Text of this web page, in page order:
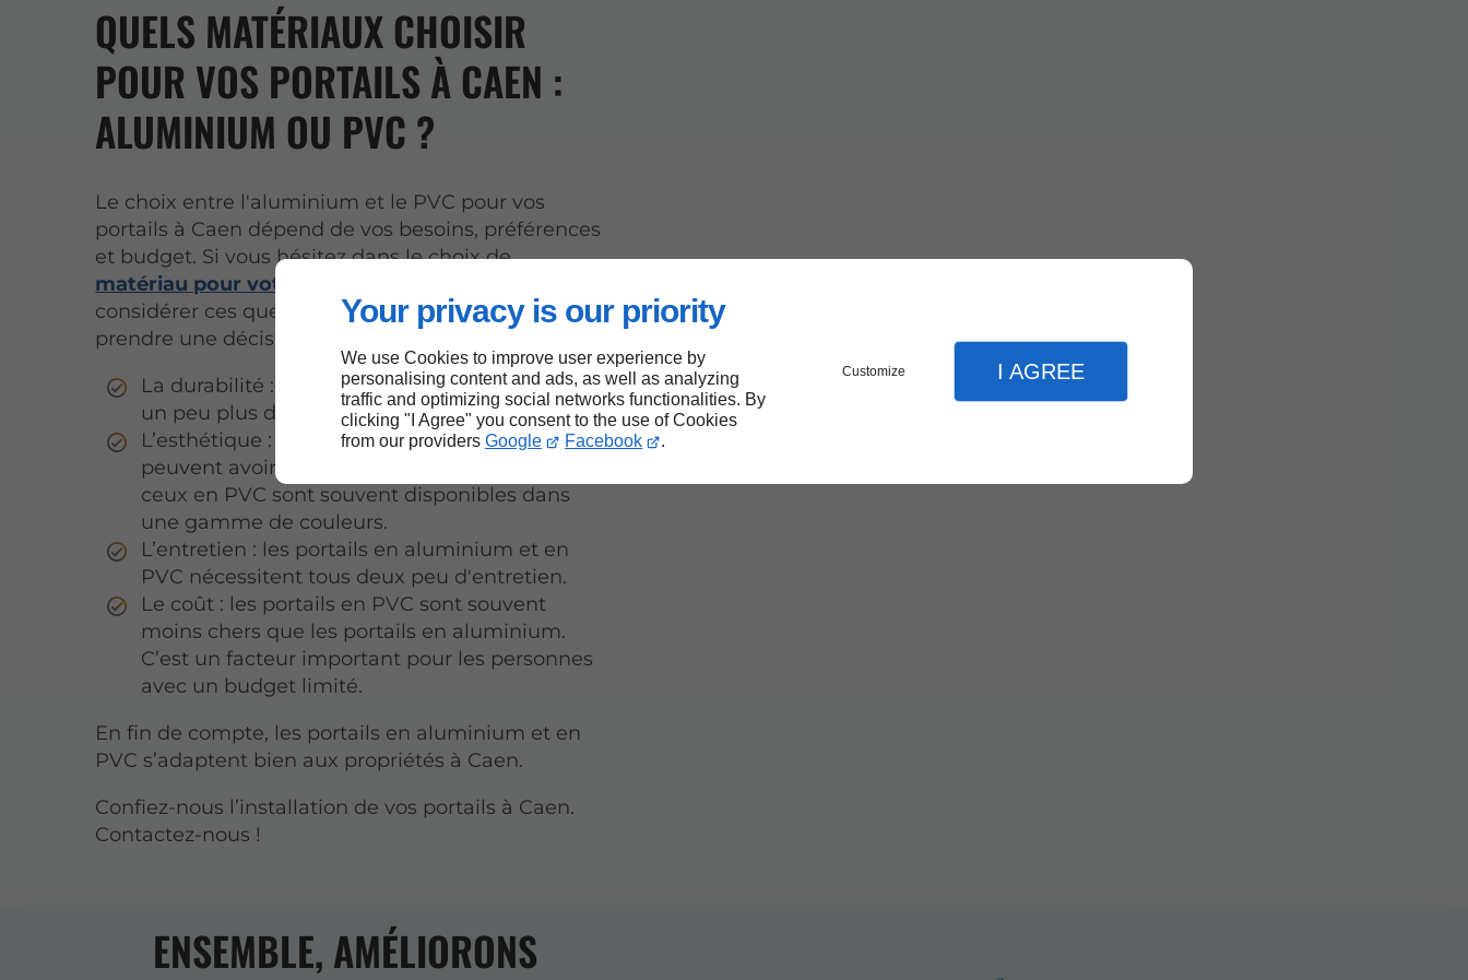
Your privacy is our priority
We use Cookies to improve user experience by
personalising content and ads, as well as analyzing
traffic and optimizing social networks functionalities. By
clicking "I Agree" you consent to the use of Cookies
from our providers Google Facebook .
Customize I AGREE
QUELS MATÉRIAUX CHOISIR
POUR VOS PORTAILS À CAEN :
ALUMINIUM OU PVC ?
Le choix entre l'aluminium et le PVC pour vos
portails à Caen dépend de vos besoins, préférences
et budget. Si vous hésitez dans le choix de
matériau pour votre portail
considérer ces quelques points pour vous aider à
prendre une décision.
La durabilité : les portails en aluminium sont
un peu plus durables que ceux en PVC.
L’esthétique : les portails en aluminium
peuvent avoir une apparence plus élégante et
ceux en PVC sont souvent disponibles dans
une gamme de couleurs.
L’entretien : les portails en aluminium et en
PVC nécessitent tous deux peu d'entretien.
Le coût : les portails en PVC sont souvent
moins chers que les portails en aluminium.
C’est un facteur important pour les personnes
avec un budget limité.
En fin de compte, les portails en aluminium et en
PVC s’adaptent bien aux propriétés à Caen.
Confiez-nous l’installation de vos portails à Caen.
Contactez-nous !
ENSEMBLE, AMÉLIORONS